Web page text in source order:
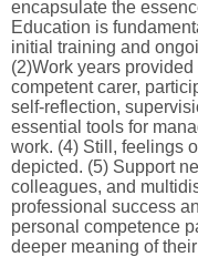
encapsulate the
Education is
initial training and
(2)Work years
competent carer,
self-reflection,
essential tools for
work. (4) Still, feelings
depicted. (5) Support
colleagues, and
professional success
personal competence
deeper meaning of